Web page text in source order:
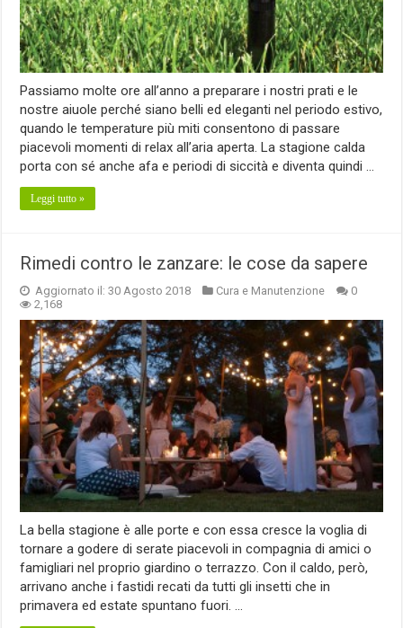
Passiamo molte ore all’anno a preparare i nostri prati e le
nostre aiuole perché siano belli ed eleganti nel periodo estivo,
quando le temperature più miti consentono di passare
piacevoli momenti di relax all’aria aperta. La stagione calda
porta con sé anche afa e periodi di siccità e diventa quindi …
Leggi tutto »
Rimedi contro le zanzare: le cose da sapere
Aggiornato il: 30 Agosto 2018 Cura e Manutenzione
0
2,168
La bella stagione è alle porte e con essa cresce la voglia di
tornare a godere di serate piacevoli in compagnia di amici o
famigliari nel proprio giardino o terrazzo. Con il caldo, però,
arrivano anche i fastidi recati da tutti gli insetti che in
primavera ed estate spuntano fuori. …